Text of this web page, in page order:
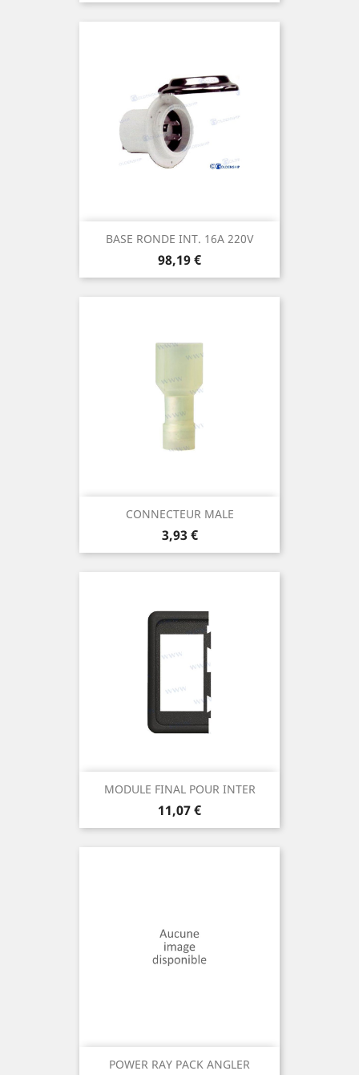
BASE RONDE INT. 16A 220V
Prix
98,19 €
CONNECTEUR MALE
Prix
3,93 €
MODULE FINAL POUR INTER
Prix
11,07 €
POWER RAY PACK ANGLER